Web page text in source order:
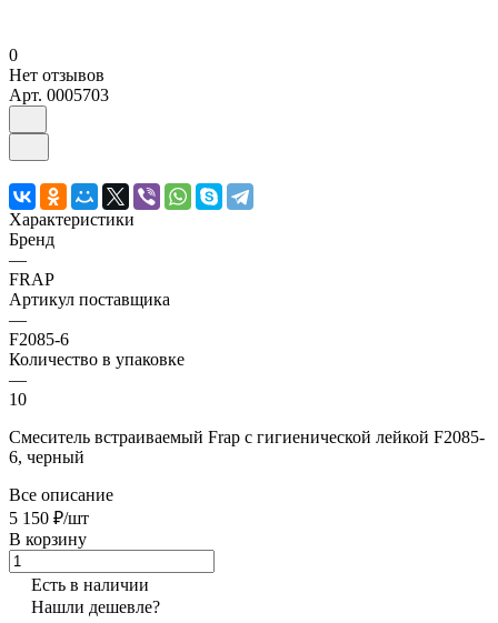
0
Нет отзывов
Арт. 0005703
Характеристики
Бренд
—
FRAP
Артикул поставщика
—
F2085-6
Количество в упаковке
—
10
Смеситель встраиваемый Frap с гигиенической лейкой F2085-
6, черный
Все описание
5 150 ₽/шт
В корзину
Есть в наличии
Нашли дешевле?